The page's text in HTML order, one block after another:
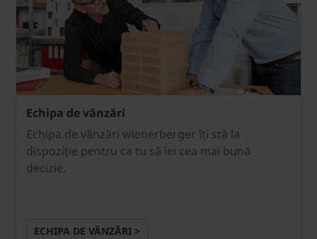
Echipa de vânzări
Echipa de vânzări wienerberger îți stă la
dispoziție pentru ca tu să iei cea mai bună
decizie.
ECHIPA DE VÂNZĂRI >